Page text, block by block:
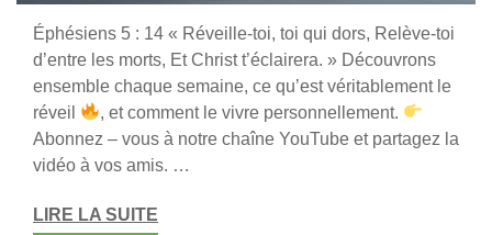
Éphésiens 5 : 14 « Réveille-toi, toi qui dors, Relève-toi
d’entre les morts, Et Christ t’éclairera. » Découvrons
ensemble chaque semaine, ce qu’est véritablement le
réveil
, et comment le vivre personnellement.
Abonnez – vous à notre chaîne YouTube et partagez la
vidéo à vos amis. …
LIRE LA SUITE